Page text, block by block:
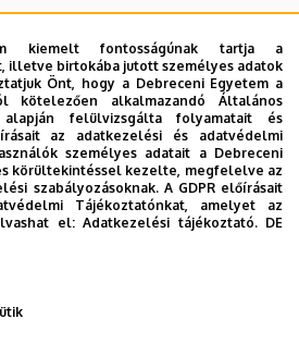
Kar Kari Tanács
10. 04. 09:42
kiemelt fontosságúnak tartja a
illetve birtokába jutott személyes adatok
Önt, hogy a Debreceni Egyetem a
kötelezően alkalmazandó Általános
felülvizsgálta folyamatait és
az adatkezelési és adatvédelmi
személyes adatait a Debreceni
körültekintéssel kezelte, megfelelve az
szabályozásoknak. A GDPR előírásait
Tájékoztatónkat, amelyet az
el:Adatkezelési tájékoztató. DE